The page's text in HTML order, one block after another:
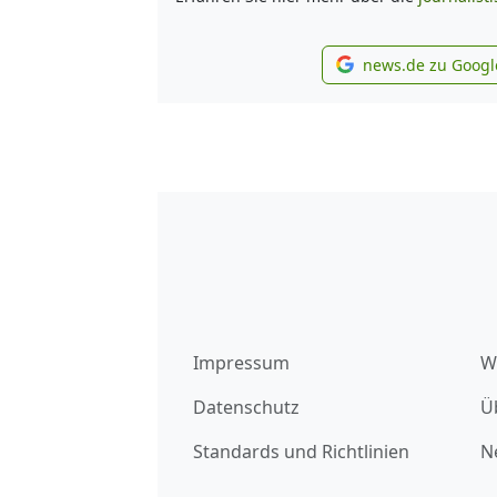
news.de zu
Impressum
Datenschutz
Standards und Richtlinien